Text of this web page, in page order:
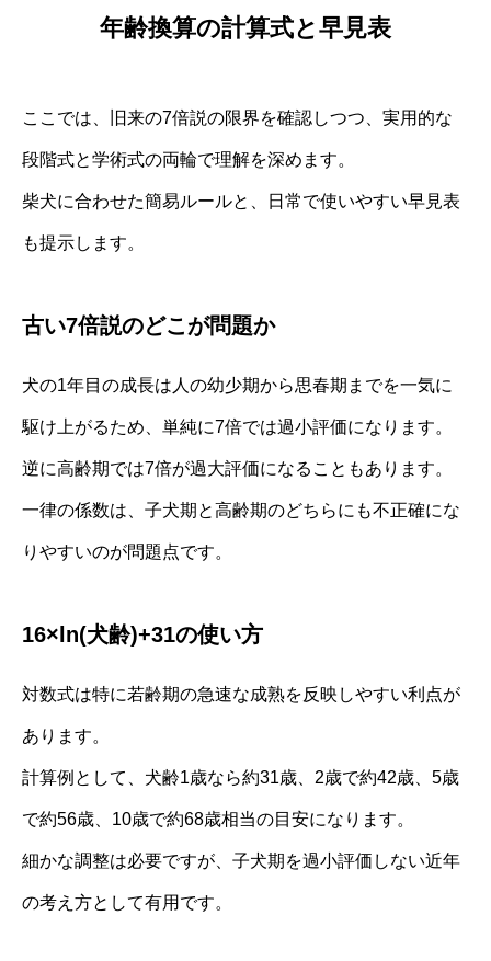
年齢換算の計算式と早見表
ここでは、旧来の7倍説の限界を確認しつつ、実用的な
段階式と学術式の両輪で理解を深めます。
柴犬に合わせた簡易ルールと、日常で使いやすい早見表
も提示します。
古い7倍説のどこが問題か
犬の1年目の成長は人の幼少期から思春期までを一気に
駆け上がるため、単純に7倍では過小評価になります。
逆に高齢期では7倍が過大評価になることもあります。
一律の係数は、子犬期と高齢期のどちらにも不正確にな
りやすいのが問題点です。
16×ln(犬齢)+31の使い方
対数式は特に若齢期の急速な成熟を反映しやすい利点が
あります。
計算例として、犬齢1歳なら約31歳、2歳で約42歳、5歳
で約56歳、10歳で約68歳相当の目安になります。
細かな調整は必要ですが、子犬期を過小評価しない近年
の考え方として有用です。